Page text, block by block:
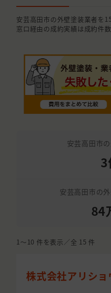
安芸高田市の外壁塗装業者を
窓口経由の成約実績は成約件数
安芸高田市
3
安芸高田市の
84
1〜10 件を表示／全 15 件
株式会社アリショ